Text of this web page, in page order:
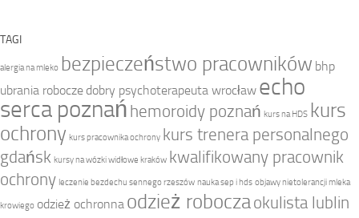
TAGI
alergia na mleko bezpieczeństwo pracowników bhp
ubrania robocze dobry psychoterapeuta wrocław echo
serca poznań hemoroidy poznań kurs na HDS kurs
ochrony kurs pracownika ochrony kurs trenera personalnego
gdańsk kursy na wózki widłowe kraków kwalifikowany pracownik
ochrony leczenie bezdechu sennego rzeszów nauka sep i hds objawy nietolerancji mleka
krowiego odzież ochronna odzież roboczaokulista lublin